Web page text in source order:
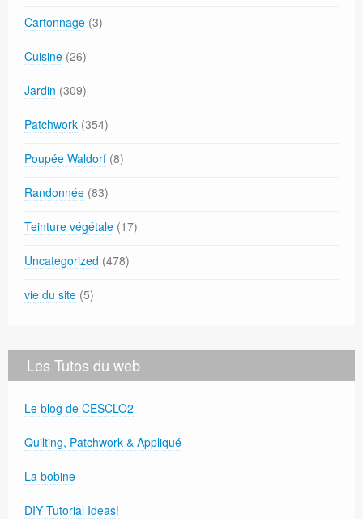
Cartonnage (3)
Cuisine (26)
Jardin (309)
Patchwork (354)
Poupée Waldorf (8)
Randonnée (83)
Teinture végétale (17)
Uncategorized (478)
vie du site (5)
Les Tutos du web
Le blog de CESCLO2
Quilting, Patchwork & Appliqué
La bobine
DIY Tutorial Ideas!